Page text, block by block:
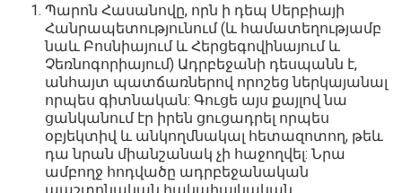
Պարոն Հասանովը, որն ի դեպ Սերբիայի
Հանրապետությունում (և համատեղությամբ
նաև Բոսնիայում և Հերցեգովինայում և
Չեռնոգորիայում) Ադրբեջանի դեսպանն է,
անհայտ պատճառներով որոշեց ներկայանալ
որպես գիտնական: Գուցե այս քայլով նա
ցանկանում էր իրեն ցուցադրել որպես
օբյեկտիվ և անկողմնակալ հետազոտող, թեև
դա նրան միանշանակ չի հաջողվել: Նրա
ամբողջ հոդվածը ադրբեջանական